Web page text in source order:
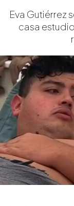
Eva Gutiérrez
casa